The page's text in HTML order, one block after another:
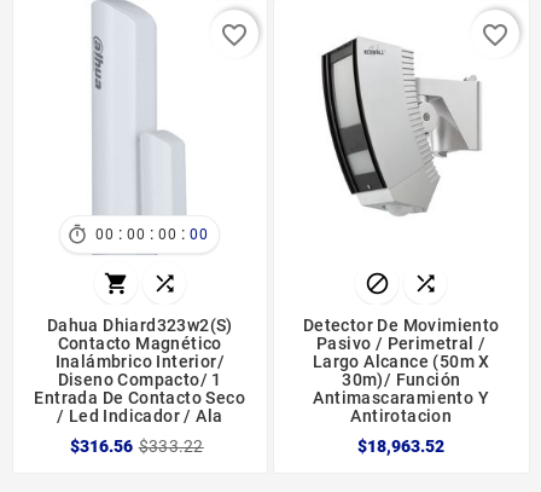
 00 : 00 : 00 : 00
 
Dahua Dhiard323w2(s)
Contacto Magnético
Inalámbrico Interior/
Diseno Compacto/ 1
Entrada De Contacto Seco
/ Led Indicador / Ala
$316.56 $333.22
favorite_border
 
Detector De Movimiento
Pasivo / Perimetral /
Largo Alcance (50m X
30m)/ Función
Antimascaramiento Y
Antirotacion
$18,963.52
favorite_border